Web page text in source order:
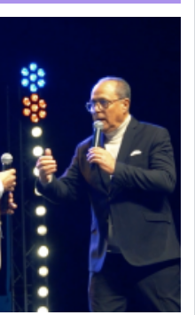
RSS ANALYSES QUOTIDIENNES
RSS ANALYSES HEBDOMADAIRES
RSS ZOOMS